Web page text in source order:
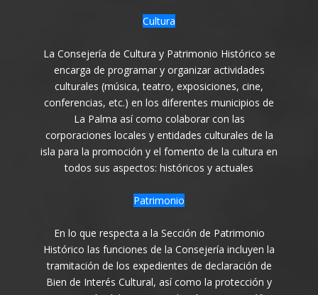
Cultura
La Consejería de Cultura y Patrimonio Histórico se
encarga de programar y organizar actividades
culturales (música, teatro, exposiciones, cine,
conferencias, etc.) en los diferentes municipios de
La Palma así como colaborar con las
corporaciones locales y entidades culturales de la
isla para la promoción y el fomento de la cultura en
todos sus aspectos: históricos y actuales
Patrimonio
En lo que respecta a la Sección de Patrimonio
Histórico las funciones de la Consejería incluyen la
tramitación de los expedientes de declaración de
Bien de Interés Cultural, así como la protección y